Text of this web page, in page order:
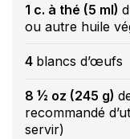
1 c. à thé (5 ml)
ou autre huile
4 blancs d’œufs
8 ½ oz (245 g)
recommandé
servir)